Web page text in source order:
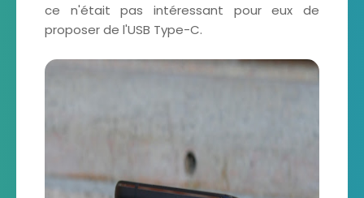
ce n'était pas intéressant pour eux de
proposer de l'USB Type-C.